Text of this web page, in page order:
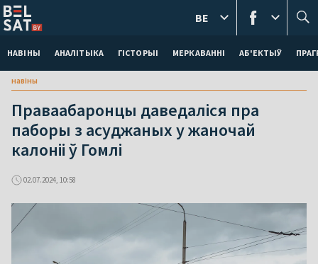
НАВІНЫ АНАЛІТЫКА ГІСТОРЫІ МЕРКАВАННI АБ'ЕКТЫЎ
BE
навіны
Праваабаронцы даведаліся пра
паборы з асуджаных у жаночай
калоніі ў Гомлі
02.07.2024, 10:58